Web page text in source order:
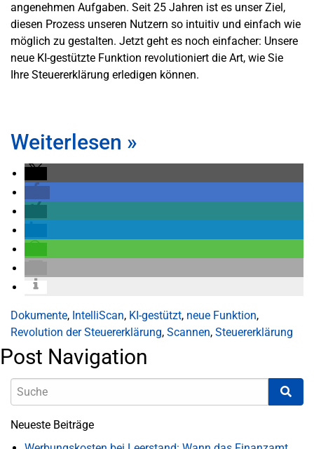
angenehmen Aufgaben. Seit 25 Jahren ist es unser Ziel,
diesen Prozess unseren Nutzern so intuitiv und einfach wie
möglich zu gestalten. Jetzt geht es noch einfacher: Unsere
neue KI-gestützte Funktion revolutioniert die Art, wie Sie
Ihre Steuererklärung erledigen können.
Weiterlesen »
Dokumente, IntelliScan, KI-gestützt, neue Funktion,
Revolution der Steuererklärung, Scannen, Steuererklärung
Post Navigation
Neueste Beiträge